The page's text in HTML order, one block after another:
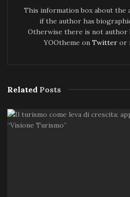
This information box about the
if the author has
Otherwise there is not author
YOOtheme on Twitteror
Related Posts